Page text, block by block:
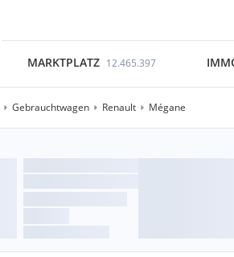
MARKTPLATZ 12.465.397
Gebrauchtwagen Renault Mégane